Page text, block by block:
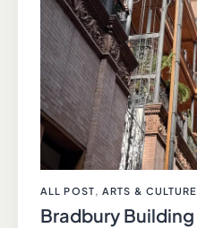
ALL POST,ARTS & CULTURE
Bradbury Building